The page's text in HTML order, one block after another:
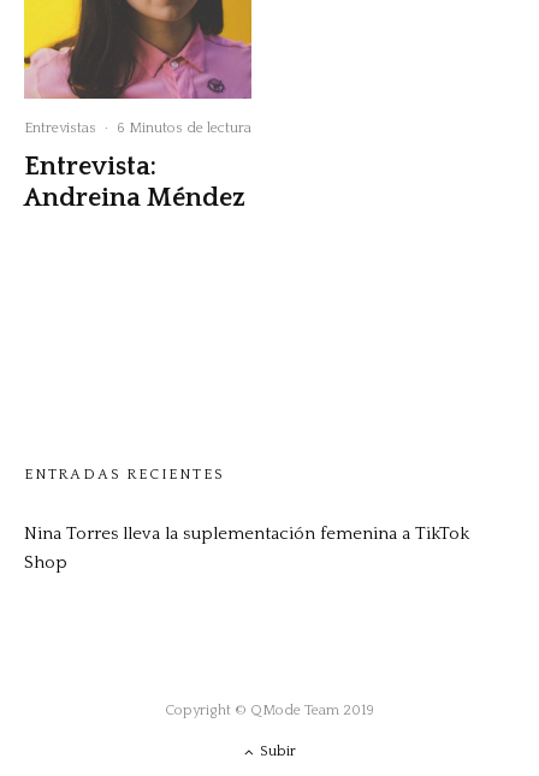
Entrevistas · 6 Minutos de lectura
Entrevista:
Andreina Méndez
ENTRADAS RECIENTES
Nina Torres lleva la suplementación femenina a TikTok
Shop
Copyright © QMode Team 2019
Subir